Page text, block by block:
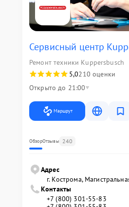
Сервисный центр
Ремонт техники Kuppersbusch
5,0210 оценки
Открыто до 21:00
Маршрут
ОбзорОтзывы 240
Адрес
г. Кострома,
Контакты
+7 (800) 301-55-83